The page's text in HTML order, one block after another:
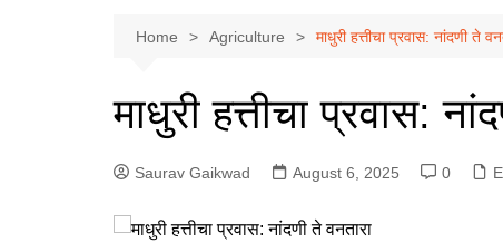
Home Agriculture माधुरी हत्तीचा प्रवास: नांदणी ते
माधुरी हत्तीचा प्रवास:
Saurav Gaikwad August 6, 2025 0